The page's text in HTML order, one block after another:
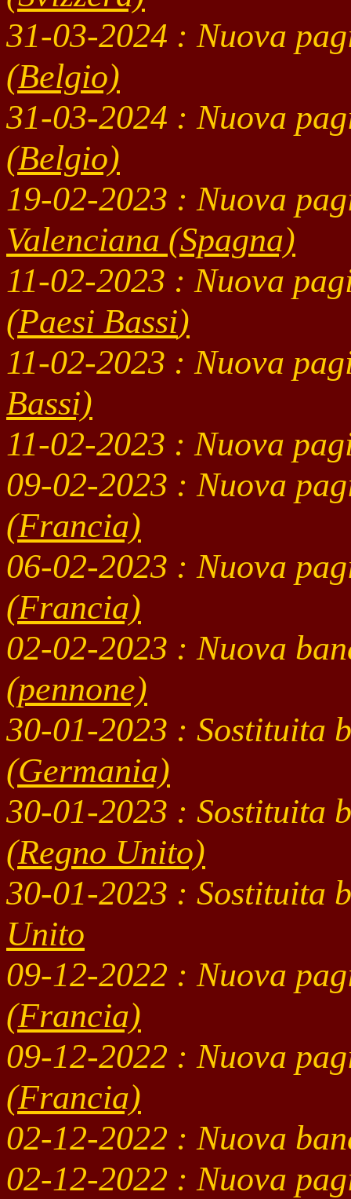
31-03-2024 : Nuova
(Belgio)
31-03-2024 : Nuova
(Belgio)
19-02-2023 : Nuova
Valenciana (Spagna)
11-02-2023 : Nuova
(Paesi Bassi)
11-02-2023 : Nuova
Bassi)
11-02-2023 : Nuova
09-02-2023 : Nuova
(Francia)
06-02-2023 : Nuova
(Francia)
02-02-2023 : Nuova
(pennone)
30-01-2023 : Sostituita
(Germania)
30-01-2023 : Sostituita
(Regno Unito)
30-01-2023 : Sostituita
Unito
09-12-2022 : Nuova
(Francia)
09-12-2022 : Nuova
(Francia)
02-12-2022 : Nuova
02-12-2022 : Nuova